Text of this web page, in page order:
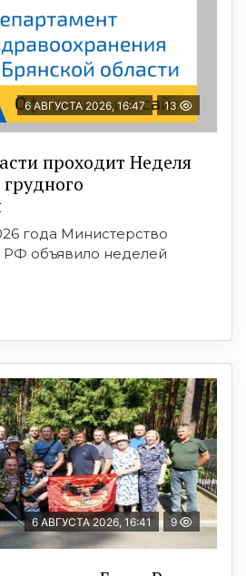
6 АВГУСТА 2026, 16:47 13
проходит Неделя
года Министерство
объявило неделей
6 АВГУСТА 2026, 16:41 9